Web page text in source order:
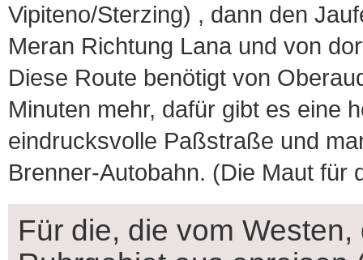
Vipiteno/Sterzing) , dann den
Meran Richtung Lana und von
Diese Route benötigt von
Minuten mehr, dafür gibt es eine
eindrucksvolle Paßstraße und
Brenner-Autobahn. (Die Maut für
Für die, die vom